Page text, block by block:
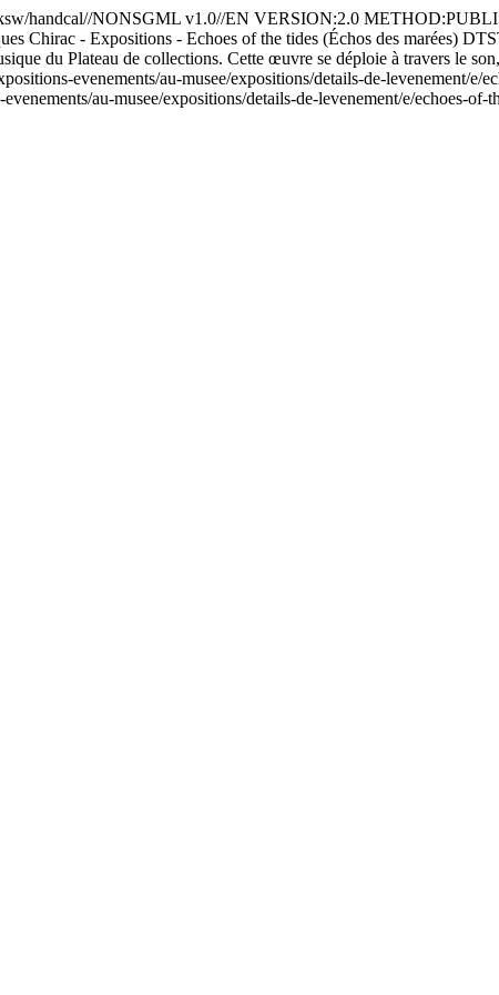
handcal//NONSGML v1.0//EN VERSION:2.0
Chirac - Expositions - Echoes of the tides (Échos des marées)
du Plateau de collections. Cette œuvre se déploie à travers le
evenements/au-musee/expositions/details-de-
au-musee/expositions/details-de-levenement/e/